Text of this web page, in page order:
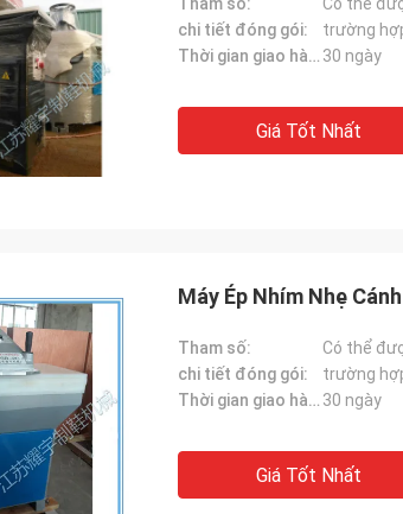
chi tiết đóng gói:
trường
Thời gian giao hàng: 30 ngày
Giá Tốt Nhất
Máy Ép Nhím Nhẹ
Tham số:
Có thể
chi tiết đóng gói:
trường
Thời gian giao hàng: 30 ngày
Giá Tốt Nhất